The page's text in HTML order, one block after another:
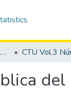
Revista Científica y Tecnológica UPSE - CTU CTU Vol.3